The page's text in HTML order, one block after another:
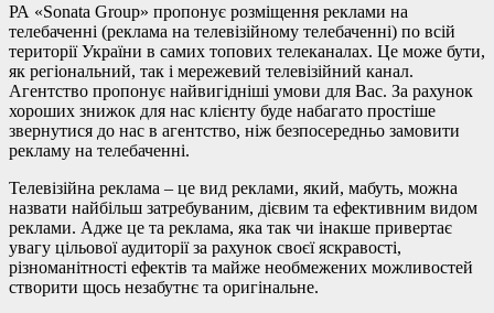
РА «Sonata Group» пропонує розміщення реклами на
телебаченні (реклама на телевізійному телебаченні) по всій
території України в самих топових телеканалах. Це може бути,
як регіональний, так і мережевий телевізійний канал.
Агентство пропонує найвигідніші умови для Вас. За рахунок
хороших знижок для нас клієнту буде набагато простіше
звернутися до нас в агентство, ніж безпосередньо замовити
рекламу на телебаченні.
Телевізійна реклама – це вид реклами, який, мабуть, можна
назвати найбільш затребуваним, дієвим та ефективним видом
реклами. Адже це та реклама, яка так чи інакше привертає
увагу цільової аудиторії за рахунок своєї яскравості,
різноманітності ефектів та майже необмежених можливостей
створити щось незабутнє та оригінальне.